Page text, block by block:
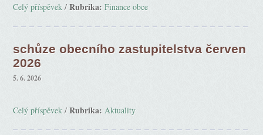
Celý příspěvek /Rubrika: Finance obce
schůze obecního zastupitelstva červen
2026
5. 6. 2026
Celý příspěvek /Rubrika: Aktuality